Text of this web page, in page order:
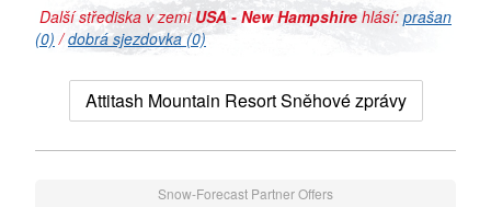
Další střediska v zemi USA - New Hampshire hlásí: prašan
(0) /dobrá sjezdovka (0)
Attitash Mountain Resort Sněhové zprávy
Snow-Forecast Partner Offers